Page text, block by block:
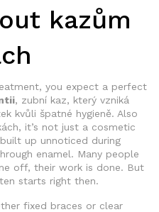
kazům
you expect a perfect
, zubní kaz, který vzniká
kvůli špatné hygieně. Also
, it’s not just a cosmetic
up unnoticed during
enamel. Many people
off, their work is done. But
starts right then.
fixed braces or clear